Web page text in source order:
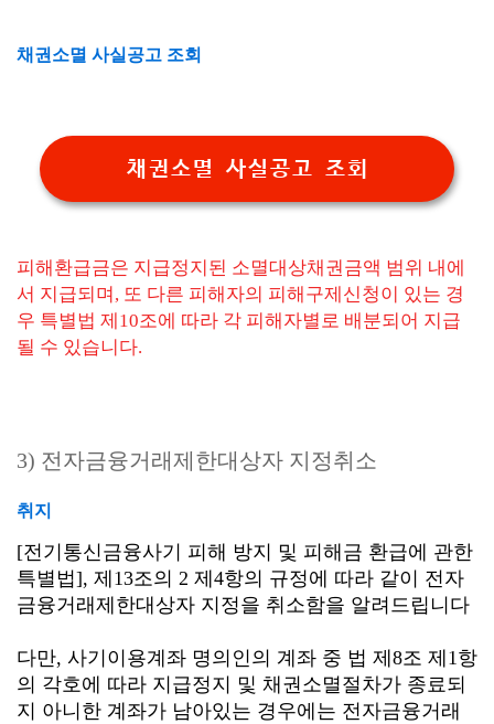
채권소멸 사실공고 조회
채권소멸 사실공고 조회
피해환급금은 지급정지된 소멸대상채권금액 범위 내에
서 지급되며, 또 다른 피해자의 피해구제신청이 있는 경
우 특별법 제10조에 따라 각 피해자별로 배분되어 지급
될 수 있습니다.
3) 전자금융거래제한대상자 지정취소
취지
[전기통신금융사기 피해 방지 및 피해금 환급에 관한
특별법], 제13조의 2 제4항의 규정에 따라 같이 전자
금융거래제한대상자 지정을 취소함을 알려드립니다
다만, 사기이용계좌 명의인의 계좌 중 법 제8조 제1항
의 각호에 따라 지급정지 및 채권소멸절차가 종료되
지 아니한 계좌가 남아있는 경우에는 전자금융거래